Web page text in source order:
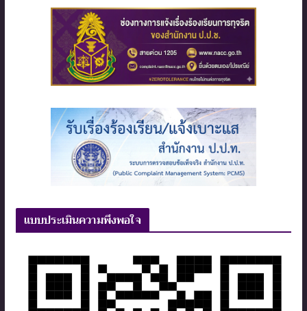
แบบประเมินความพึงพอใจ